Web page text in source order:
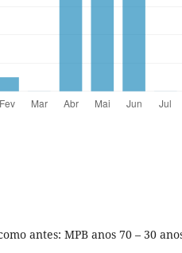
antes: MPB anos 70 – 30